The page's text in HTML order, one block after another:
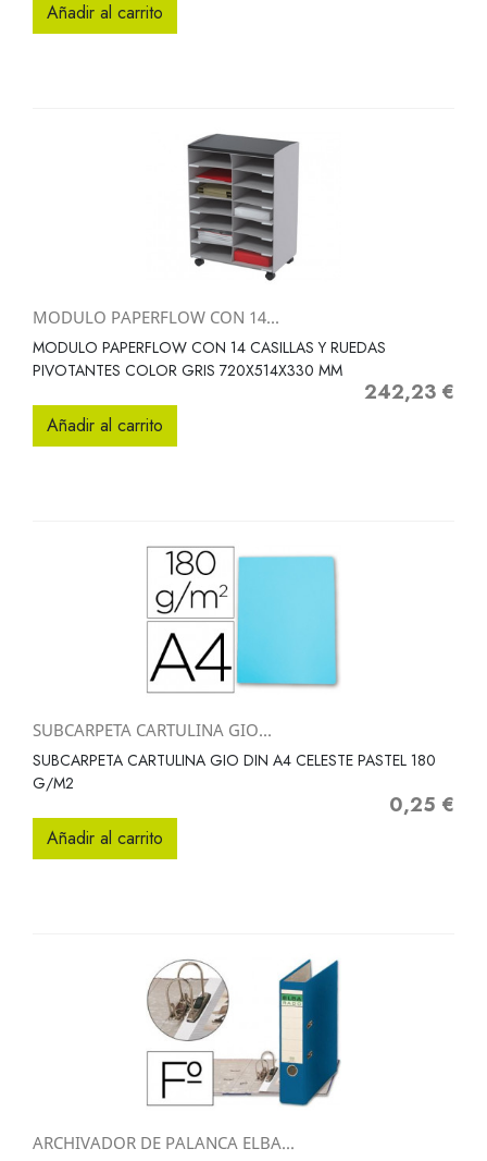
Añadir al carrito
MODULO PAPERFLOW CON 14...
MODULO PAPERFLOW CON 14 CASILLAS Y RUEDAS
PIVOTANTES COLOR GRIS 720X514X330 MM
Precio
242,23 €
Añadir al carrito
SUBCARPETA CARTULINA GIO...
SUBCARPETA CARTULINA GIO DIN A4 CELESTE PASTEL 180
G/M2
Precio
0,25 €
Añadir al carrito
ARCHIVADOR DE PALANCA ELBA...